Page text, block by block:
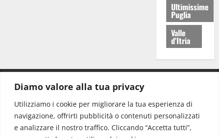
Diamo valore alla tua privacy
Utilizziamo i cookie per migliorare la tua esperienza di
navigazione, offrirti pubblicità o contenuti personalizzati
e analizzare il nostro traffico. Cliccando “Accetta tutti”,
Ultimissime
Puglia
Valle
d'Itria
Redazione: redazione@www.martinasera.it
Direttore:direttore@www.martinasera.it